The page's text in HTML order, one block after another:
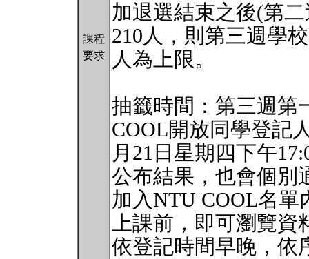
課程
要求
加退選結束之後(第
210人，則第三週學
人為上限。
抽籤時間：第三週第
COOL開放同學登記
月21日星期四下午
公布結果，也會個別
加入NTU COOL名單
上課前，即可瀏覽資
依登記時間早晚，依